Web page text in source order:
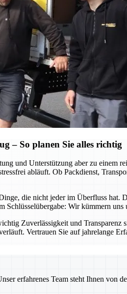
– So planen Sie alles richtig
und Unterstützung aber zu einem
abläuft. Ob Packdienst,
die nicht jeder im Überfluss hat.
Wir kümmern
Zuverlässigkeit und
Vertrauen Sie auf jahrelange
erfahrenes Team steht Ihnen